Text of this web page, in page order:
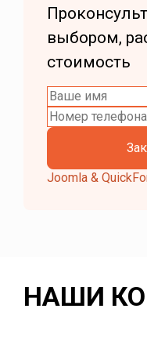
выбором,
стоимость
Joomla &
НАШИ